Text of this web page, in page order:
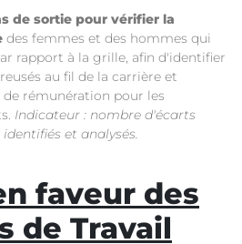
de sortie pour vérifier la
des femmes et des hommes qui
rapport à la grille, afin d'identifier
au fil de la carrière et
rémunération pour les
Indicateur : nombre d'écarts
et analysés.
faveur des
de Travail